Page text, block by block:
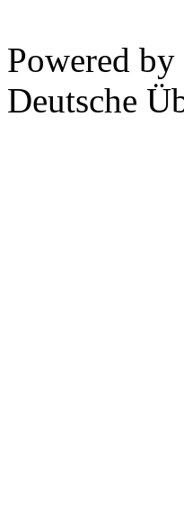
Powered by
Deutsche